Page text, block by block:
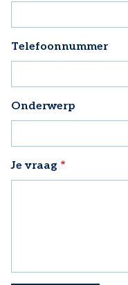
Telefoonnummer
Onderwerp
Je vraag